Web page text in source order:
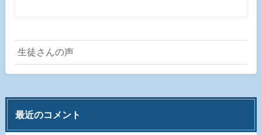
生徒さんの声
最近のコメント